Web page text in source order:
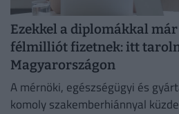
Ezekkel a diplomákkal
félmilliót fizetnek: itt
Magyarországon
A mérnöki, egészségügyi és
komoly szakemberhiánnyal